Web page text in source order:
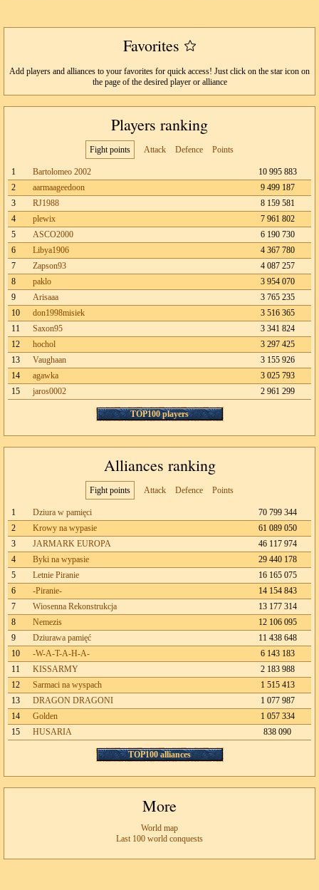
Favorites
Add players and alliances to your favorites for quick access! Just click on the star icon on
the page of the desired player or alliance
Players ranking
Fight points Attack Defence Points
1 Bartolomeo 2002
10 995 883
2
aarmaageedoon
9 499 187
3
RJ1988
8 159 581
4
plewix
7 961 802
5
ASCO2000
6 190 730
6
Libya1906
4 367 780
7
Zapson93
4 087 257
8
paklo
3 954 070
9
Arisaaa
3 765 235
10
don1998misiek
3 516 365
11
Saxon95
3 341 824
12
hochol
3 297 425
13
Vaughaan
3 155 926
14
agawka
3 025 793
15
jaros0002 2 961 299
TOP100 players
Alliances ranking
Fight points Attack Defence Points
1 Dziura w pamięci
70 799 344
2
Krowy na wypasie
61 089 050
3
JARMARK EUROPA
46 117 974
4
Byki na wypasie
29 440 178
5
Letnie Piranie
16 165 075
6
-Piranie-
14 154 843
7
Wiosenna Rekonstrukcja
13 177 314
8
Nemezis
12 106 095
9
Dziurawa pamięć
11 438 648
10
-W-A-T-A-H-A-
6 143 183
11
KISSARMY
2 183 988
12
Sarmaci na wyspach
1 515 413
13
DRAGON DRAGONI
1 077 987
14
Golden
1 057 334
15
HUSARIA 838 090
TOP100 alliances
More
World map
Last 100 world conquests